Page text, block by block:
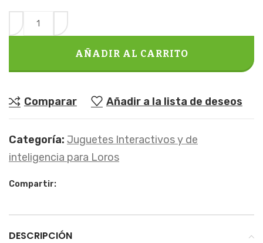
AÑADIR AL CARRITO
Comparar Añadir a la lista de deseos
Categoría: Juguetes Interactivos y de
inteligencia para Loros
Compartir:
DESCRIPCIÓN